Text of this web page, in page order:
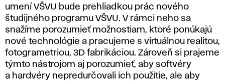
umení VŠVU bude prehliadkou prác nového
študijného programu VŠVU. V rámci neho sa
snažíme porozumieť možnostiam, ktoré ponúkajú
nové technológie a pracujeme s virtuálnou realitou,
fotogrametriou, 3D fabrikáciou. Zároveň si prajeme
týmto nástrojom aj porozumieť, aby softvéry
a hardvéry nepredurčovali ich použitie, ale aby